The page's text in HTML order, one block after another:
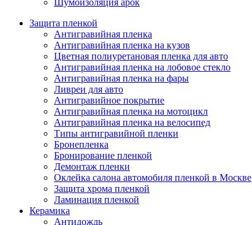
Шумоизоляция арок
Защита пленкой
Антигравийная пленка
Антигравийная пленка на кузов
Цветная полиуретановая пленка для авто
Антигравийная пленка на лобовое стекло
Антигравийная пленка на фары
Ливреи для авто
Антигравийное покрытие
Антигравийная пленка на мотоцикл
Антигравийная пленка на велосипед
Типы антигравийной пленки
Бронепленка
Бронирование пленкой
Демонтаж пленки
Оклейка салона автомобиля пленкой в Москве
Защита хрома пленкой
Ламинация пленкой
Керамика
Антидождь